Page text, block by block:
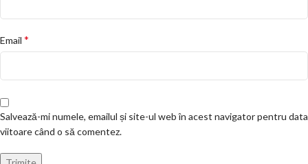
Email *
Salvează-mi numele, emailul și site-ul web în acest navigator pentru data
viitoare când o să comentez.